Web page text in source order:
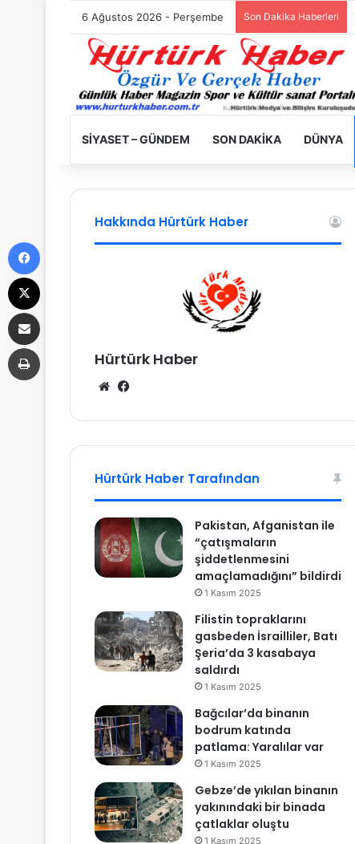
6 Ağustos 2026 - Perşembe Son Dakika Haberleri
SIYASET – GÜNDEM SON DAKIKA DÜNYA
Hakkında Hürtürk Haber
Hürtürk Haber
We
sit
esi
bo
ok
Hürtürk Haber Tarafından
Pakistan, Afganistan ile
“çatışmaların
şiddetlenmesini
amaçlamadığını” bildirdi
1 Kasım 2025
Filistin topraklarını
gasbeden İsrailliler, Batı
Şeria’da 3 kasabaya
saldırdı
1 Kasım 2025
Bağcılar’da binanın
bodrum katında
patlama: Yaralılar var
1 Kasım 2025
Gebze’de yıkılan binanın
yakınındaki bir binada
çatlaklar oluştu
1 Kasım 2025